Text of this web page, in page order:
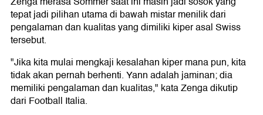
tepat jadi pilihan utama di bawah mistar menilik dari
pengalaman dan kualitas yang dimiliki kiper asal Swiss
tersebut.
"Jika kita mulai mengkaji kesalahan kiper mana pun, kita
tidak akan pernah berhenti. Yann adalah jaminan; dia
memiliki pengalaman dan kualitas," kata Zenga dikutip
dari Football Italia.